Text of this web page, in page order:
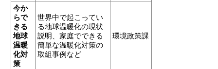
今か
らで
きる
地球
温暖
化対
策
世界中で起こってい
る地球温暖化の現状
説明、家庭でできる
簡単な温暖化対策の
取組事例など
環境政策課